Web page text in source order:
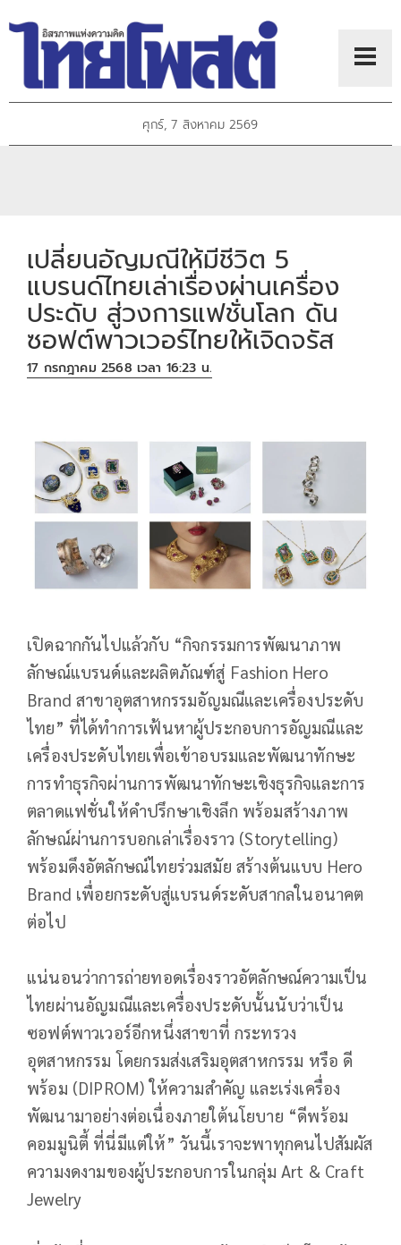
ศุกร์, 7 สิงหาคม 2569
เปลี่ยนอัญมณีให้มีชีวิต 5
แบรนด์ไทยเล่าเรื่องผ่านเครื่อง
ประดับ สู่วงการแฟชั่นโลก ดัน
ซอฟต์พาวเวอร์ไทยให้เจิดจรัส
17 กรกฎาคม 2568 เวลา 16:23 น.
เปิดฉากกันไปแล้วกับ “กิจกรรมการพัฒนาภาพ
ลักษณ์แบรนด์และผลิตภัณฑ์สู่ Fashion Hero
Brand สาขาอุตสาหกรรมอัญมณีและเครื่องประดับ
ไทย” ที่ได้ทำการเฟ้นหาผู้ประกอบการอัญมณีและ
เครื่องประดับไทยเพื่อเข้าอบรมและพัฒนาทักษะ
การทำธุรกิจผ่านการพัฒนาทักษะเชิงธุรกิจและการ
ตลาดแฟชั่นให้คำปรึกษาเชิงลึก พร้อมสร้างภาพ
ลักษณ์ผ่านการบอกเล่าเรื่องราว (Storytelling)
พร้อมดึงอัตลักษณ์ไทยร่วมสมัย สร้างต้นแบบ Hero
Brand เพื่อยกระดับสู่แบรนด์ระดับสากลในอนาคต
ต่อไป
แน่นอนว่าการถ่ายทอดเรื่องราวอัตลักษณ์ความเป็น
ไทยผ่านอัญมณีและเครื่องประดับนั้นนับว่าเป็น
ซอฟต์พาวเวอร์อีกหนึ่งสาขาที่ กระทรวง
อุตสาหกรรม โดยกรมส่งเสริมอุตสาหกรรม หรือ ดี
พร้อม (DIPROM) ให้ความสำคัญ และเร่งเครื่อง
พัฒนามาอย่างต่อเนื่องภายใต้นโยบาย “ดีพร้อม
คอมมูนิตี้ ที่นี่มีแต่ให้” วันนี้เราจะพาทุกคนไปสัมผัส
ความงดงามของผู้ประกอบการในกลุ่ม Art & Craft
Jewelry